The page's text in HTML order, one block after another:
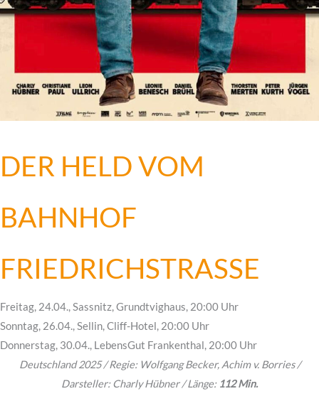
DER HELD VOM
BAHNHOF
FRIEDRICHSTRASSE
Freitag, 24.04., Sassnitz, Grundtvighaus, 20:00 Uhr
Sonntag, 26.04., Sellin, Cliff-Hotel, 20:00 Uhr
Donnerstag, 30.04., LebensGut Frankenthal, 20:00 Uhr
Deutschland 2025 / Regie: Wolfgang Becker, Achim v. Borries /
Darsteller: Charly Hübner / Länge: 112 Min.